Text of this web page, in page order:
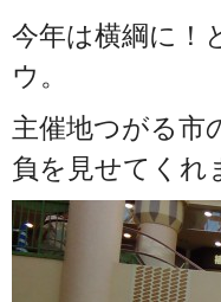
今年は横綱に！
ウ。
主催地つがる市
負を見せてくれ